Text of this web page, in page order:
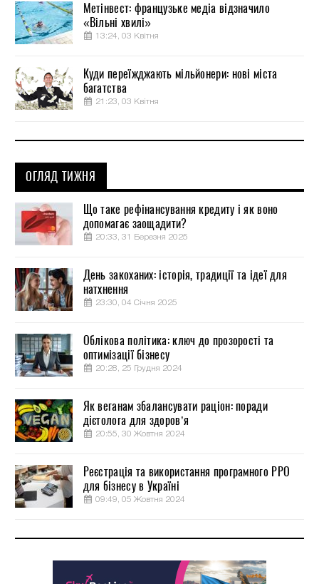
Метінвест: французьке медіа відзначило
«Вільні хвилі»
13:24, 03 Квітня
Куди переїжджають мільйонери: нові міста
багатства
21:23, 03 Квітня
ОГЛЯД ТИЖНЯ
Що таке рефінансування кредиту і як воно
допомагає заощадити?
20:33, 31 Березня 2025
День закоханих: історія, традиції та ідеї для
натхнення
23:30, 04 Січня 2025
Облікова політика: ключ до прозорості та
оптимізації бізнесу
20:28, 25 Грудня 2024
Як веганам збалансувати раціон: поради
дієтолога для здоров’я
20:55, 30 Жовтня 2024
Реєстрація та використання програмного РРО
для бізнесу в Україні
09:49, 05 Жовтня 2024